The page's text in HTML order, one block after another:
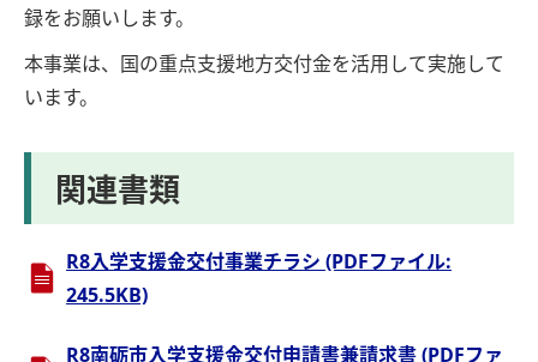
録をお願いします。
本事業は、国の重点支援地方交付金を活用して実施して
います。
関連書類
R8入学支援金交付事業チラシ (PDFファイル:
245.5KB)
R8南砺市入学支援金交付申請書兼請求書 (PDFファ